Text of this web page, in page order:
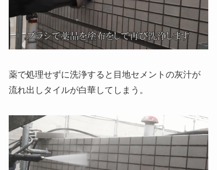
薬で処理せずに洗浄すると目地セメントの灰汁が
流れ出しタイルが白華してしまう。